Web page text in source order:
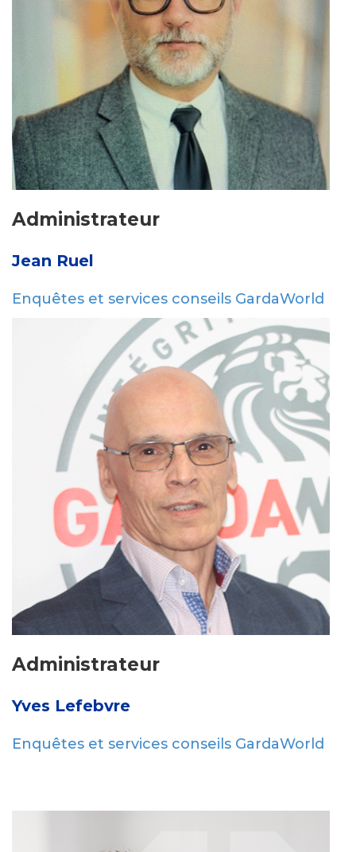
Administrateur
Jean Ruel
Enquêtes et services conseils GardaWorld
Administrateur
Yves Lefebvre
Enquêtes et services conseils GardaWorld